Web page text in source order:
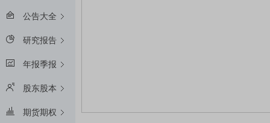
公告大全
研究报告
年报季报
股东股本
期货期权